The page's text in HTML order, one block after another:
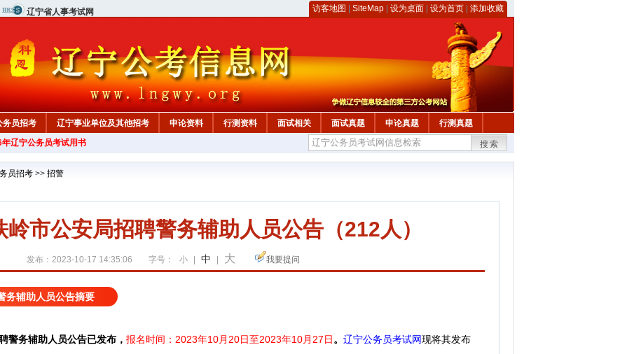
辽宁省人事考试网 访客地图 SiteMap 设为桌面 设为首页 添加收藏
务员招考 辽宁事业单位及其他招考 申论资料 行测资料 面试相关 面试真题 申论真题 行测真题
辽宁公务员考试用书 搜索
员招考 >> 招警
岭市公安局招聘警务辅助人员公告（212人）
发布：2023-10-17 14:35:06 字号： 小 中 大 我要提问
务辅助人员公告摘要
警务辅助人员公告已发布， 报名时间：2023年10月20日至2023年10月27日。 辽宁公务员考试网现将其发布